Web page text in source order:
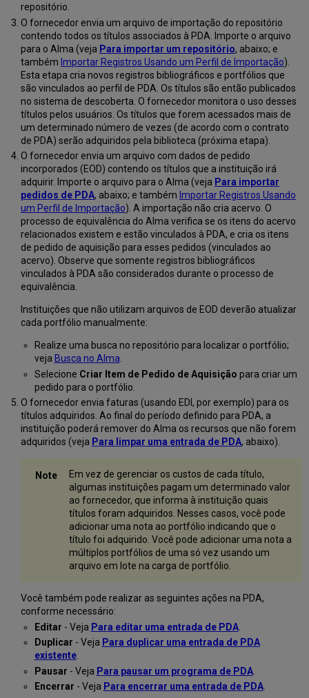
repositório.
O fornecedor envia um arquivo de importação do repositório
contendo todos os títulos associados à PDA. Importe o arquivo
para o Alma (veja Para importar um repositório, abaixo; e
também Importar Registros Usando um Perfil de Importação).
Esta etapa cria novos registros bibliográficos e portfólios que
são vinculados ao perfil de PDA. Os títulos são então publicados
no sistema de descoberta. O fornecedor monitora o uso desses
títulos pelos usuários. Os títulos que forem acessados mais de
um determinado número de vezes (de acordo com o contrato
de PDA) serão adquiridos pela biblioteca (próxima etapa).
O fornecedor envia um arquivo com dados de pedido
incorporados (EOD) contendo os títulos que a instituição irá
adquirir. Importe o arquivo para o Alma (veja Para importar
pedidos de PDA, abaixo; e também Importar Registros Usando
um Perfil de Importação). A importação não cria acervo. O
processo de equivalência do Alma verifica se os itens do acervo
relacionados existem e estão vinculados à PDA, e cria os itens
de pedido de aquisição para esses pedidos (vinculados ao
acervo). Observe que somente registros bibliográficos
vinculados à PDA são considerados durante o processo de
equivalência.
Instituições que não utilizam arquivos de EOD deverão atualizar
cada portfólio manualmente:
Realize uma busca no repositório para localizar o portfólio;
veja Busca no Alma.
Selecione Criar Item de Pedido de Aquisição para criar um
pedido para o portfólio.
O fornecedor envia faturas (usando EDI, por exemplo) para os
títulos adquiridos. Ao final do período definido para PDA, a
instituição poderá remover do Alma os recursos que não forem
adquiridos (veja Para limpar uma entrada de PDA, abaixo).
Em vez de gerenciar os custos de cada título,
algumas instituições pagam um determinado valor
ao fornecedor, que informa à instituição quais
títulos foram adquiridos. Nesses casos, você pode
adicionar uma nota ao portfólio indicando que o
título foi adquirido. Você pode adicionar uma nota a
múltiplos portfólios de uma só vez usando um
arquivo em lote na carga de portfólio.
Você também pode realizar as seguintes ações na PDA,
conforme necessário:
Editar - Veja Para editar uma entrada de PDA.
Duplicar - Veja Para duplicar uma entrada de PDA
existente.
Pausar - Veja Para pausar um programa de PDA.
Encerrar - Veja Para encerrar uma entrada de PDA.